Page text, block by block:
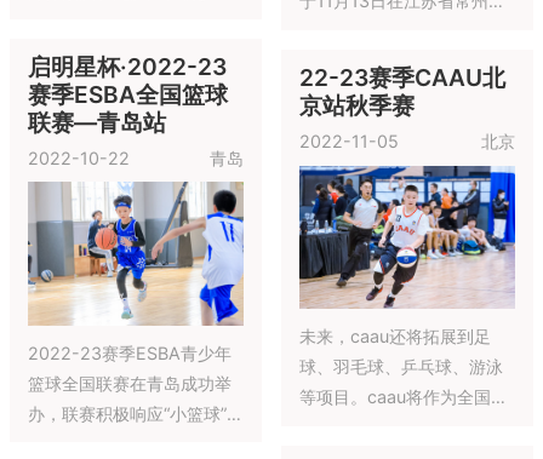
22-23赛季CAAU上海站秋
季赛11月26日开赛啦
第五届钣金行业运动
会“螺盛盾杯”羽毛球
联谊赛
2022-11-19 深圳
12月10日22-23赛季CAAU
淮安站冬季赛开赛啦
CARVER中国"陆过
城市"上海站
2022-11-26 上海